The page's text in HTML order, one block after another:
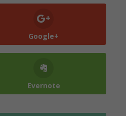
Google+
Evernote